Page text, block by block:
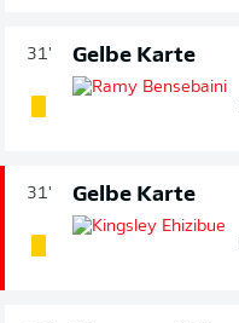
31' Gelbe Karte
31' Gelbe Karte